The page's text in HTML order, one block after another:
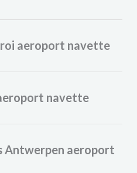
aeroport navette
navette
aeroport